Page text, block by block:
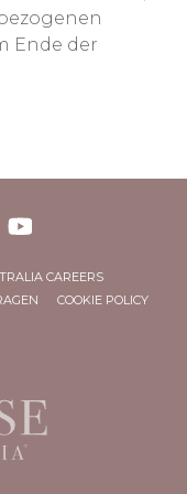
Ende der
CAREERS
COOKIE POLICY